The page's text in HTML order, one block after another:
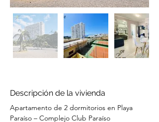
Descripción de la vivienda
Apartamento de 2 dormitorios en Playa
Paraíso – Complejo Club Paraíso